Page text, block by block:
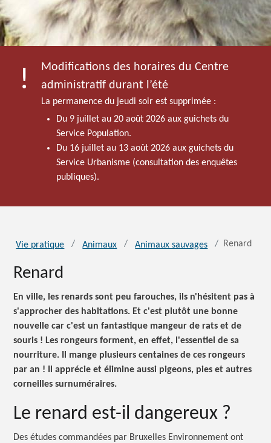
Modifications des horaires du Centre
administratif durant l’été
La permanence du jeudi soir est supprimée :
Du 9 juillet au 20 août 2026 aux guichets du
Service Population.
Du 16 juillet au 13 août 2026 aux guichets du
Service Urbanisme (consultation des enquêtes
publiques).
Vie pratique Animaux Animaux sauvages Renard
Renard
En ville, les renards sont peu farouches, ils n'hésitent pas à
s'approcher des habitations. Et c'est plutôt une bonne
nouvelle car c'est un fantastique mangeur de rats et de
souris ! Les rongeurs forment, en effet, l'essentiel de sa
nourriture. Il mange plusieurs centaines de ces rongeurs
paran ! Il apprécie et élimine aussi pigeons, pies et autres
corneilles surnuméraires.
Le renard est-il dangereux ?
Des études commandées par Bruxelles Environnement ont